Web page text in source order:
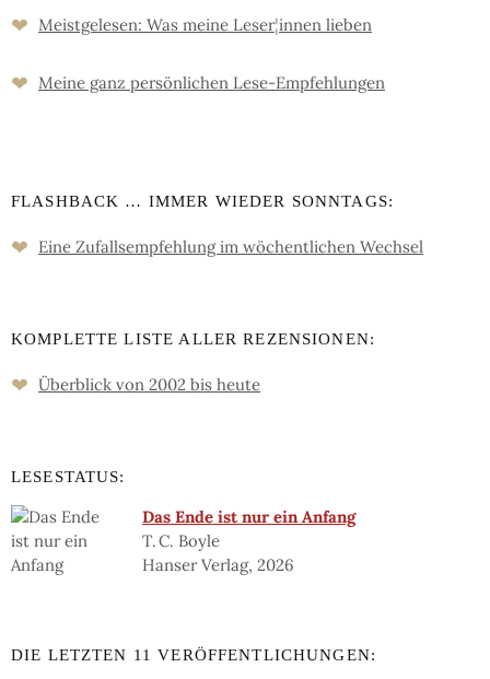
❤ Meistgelesen: Was meine Leser¦innen lieben
❤ Meine ganz persön­lichen Lese-Empfeh­lungen
FLASHBACK … IMMER WIEDER SONNTAGS:
❤ Eine Zufalls­empfehlung im wöchent­lichen Wechsel
KOMPLETTE LISTE ALLER REZENSIONEN:
❤ Überblick von 2002 bis heute
LESESTATUS:
Das Ende ist nur ein Anfang
T. C. Boyle
Hanser Verlag, 2026
DIE LETZTEN 11 VERÖFFENTLICHUNGEN: